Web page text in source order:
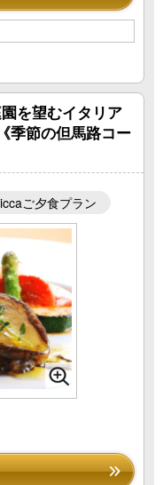
を望むイタリア
季節の但馬路コー
ご夕食プラン